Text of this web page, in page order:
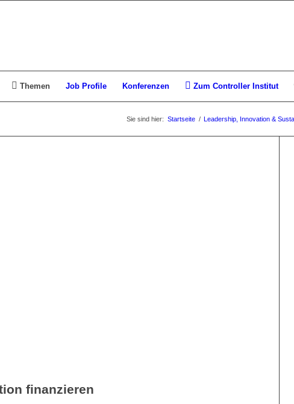
Themen Job Profile Konferenzen Zum Controller Institut
Sie sind hier: Startseite / Leadership, Innovation &
finanzieren